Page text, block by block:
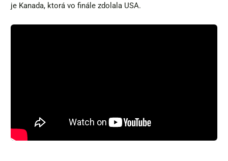
je Kanada, ktorá vo finále zdolala USA.